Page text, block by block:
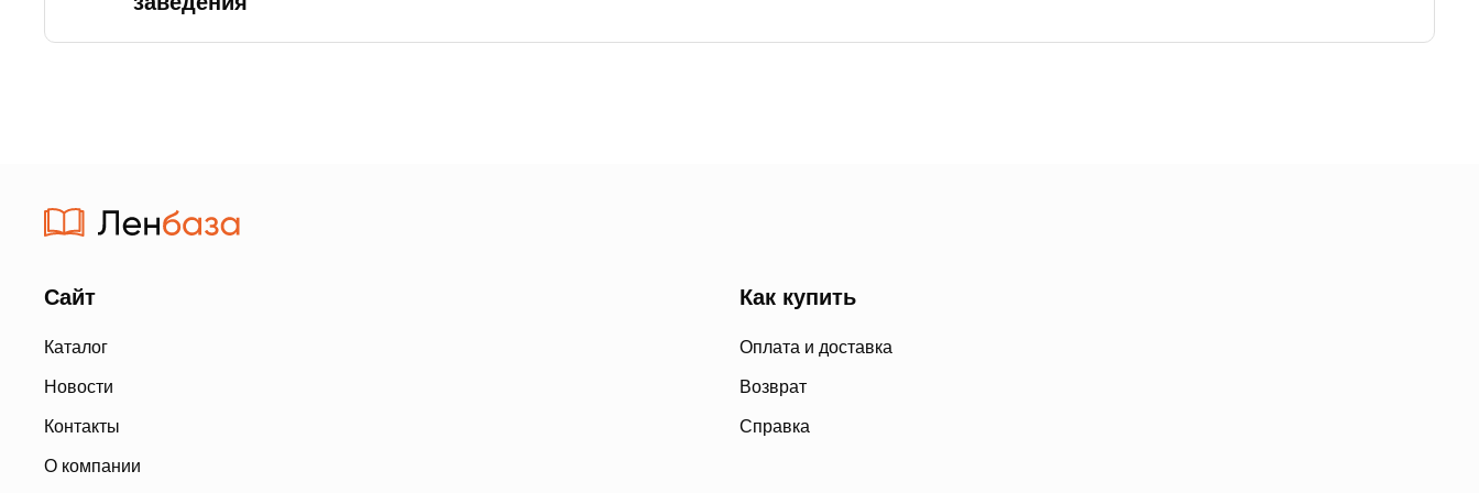
Сайт
Каталог
Новости
Контакты
О компании
Как купить
Оплата и доставка
Возврат
Справка